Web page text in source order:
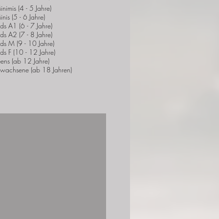
(4 - 5 Jahre)
(5 - 6 Jahre)
A1 (6 - 7 Jahre)
A2 (7 - 8 Jahre)
M (9 - 10 Jahre)
F (10 - 12 Jahre)
(ab 12 Jahre)
(ab 18 Jahren)